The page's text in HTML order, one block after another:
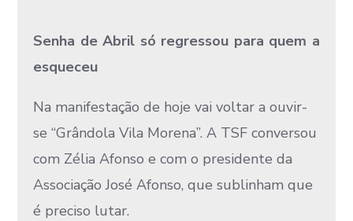
Senha de Abril só regressou para quem a
esqueceu
Na manifestação de hoje vai voltar a ouvir-
se “Grândola Vila Morena”. A TSF conversou
com Zélia Afonso e com o presidente da
Associação José Afonso, que sublinham que
é preciso lutar.